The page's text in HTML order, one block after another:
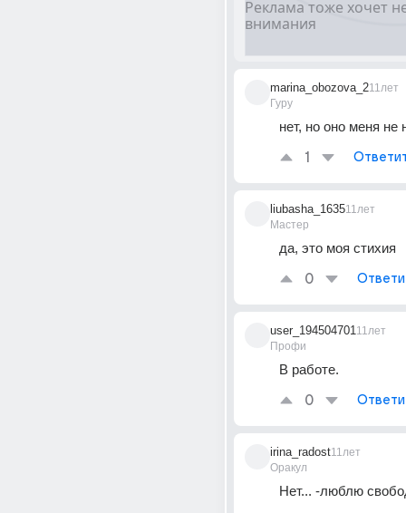
marina_obozova_2
Гуру
11лет
нет, но оно меня не
1
liubasha_1635
Мастер
11лет
да, это моя стихия
0
user_194504701
Профи
11лет
В работе.
0
irina_radost
Оракул
11лет
Нет... -люблю